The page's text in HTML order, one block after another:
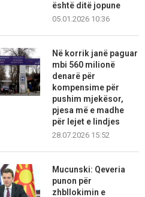
është ditë jopune
05.01.2026 10:36
Në korrik janë paguar
mbi 560 milionë
denarë për
kompensime për
pushim mjekësor,
pjesa më e madhe
për lejet e lindjes
28.07.2026 15:52
Mucunski: Qeveria
punon për
zhbllokimin e